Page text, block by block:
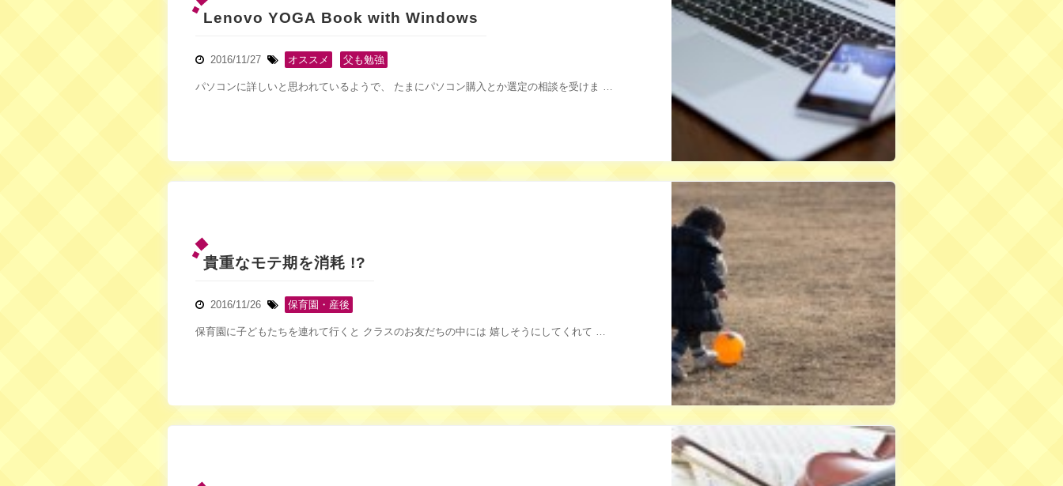
Lenovo YOGA Book with Windows
オススメ 父も勉強
パソコンに詳しいと思われているようで、 たまにパソコン購入とか選定の相談を受けま …
貴重なモテ期を消耗 !?
保育園・産後
保育園に子どもたちを連れて行くと クラスのお友だちの中には 嬉しそうにしてくれて …